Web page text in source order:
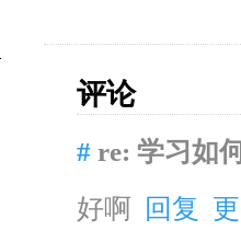
评论
# re: 学习如
好啊 回复